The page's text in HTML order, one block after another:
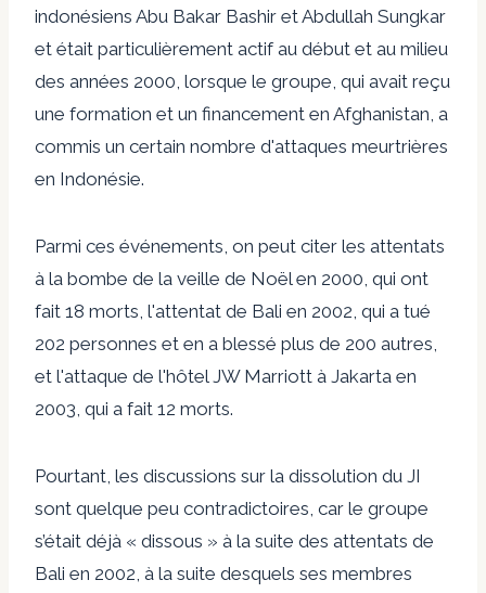
indonésiens Abu Bakar Bashir et Abdullah Sungkar
et était particulièrement actif au début et au milieu
des années 2000, lorsque le groupe, qui avait reçu
une formation et un financement en Afghanistan, a
commis un certain nombre d'attaques meurtrières
en Indonésie.
Parmi ces événements, on peut citer les attentats
à la bombe de la veille de Noël en 2000, qui ont
fait 18 morts, l'attentat de Bali en 2002, qui a tué
202 personnes et en a blessé plus de 200 autres,
et l'attaque de l'hôtel JW Marriott à Jakarta en
2003, qui a fait 12 morts.
Pourtant, les discussions sur la dissolution du JI
sont quelque peu contradictoires, car le groupe
s’était déjà « dissous » à la suite des attentats de
Bali en 2002, à la suite desquels ses membres